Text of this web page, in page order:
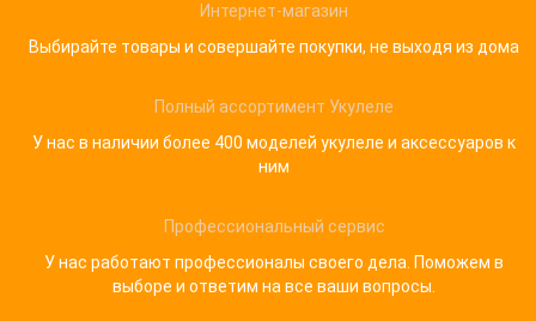
Интернет-магазин
Выбирайте товары и совершайте покупки, не выходя из дома
Полный ассортимент Укулеле
У нас в наличии более 400 моделей укулеле и аксессуаров к
ним
Профессиональный сервис
У нас работают профессионалы своего дела. Поможем в
выборе и ответим на все ваши вопросы.